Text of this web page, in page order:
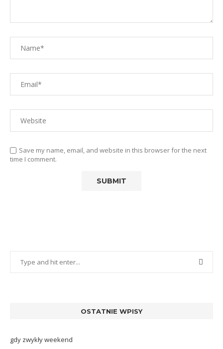
Save my name, email, and website in this browser for the next
time I comment.
OSTATNIE WPISY
gdy zwykły weekend